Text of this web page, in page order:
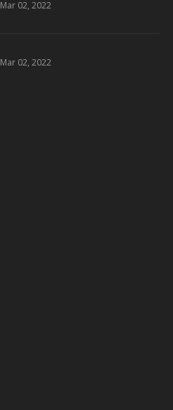
Mar 02, 2022
Mar 02, 2022